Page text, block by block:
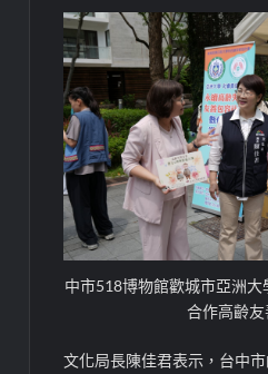
中市518博物館歡城市亞洲
合作高齡
文化局長陳佳君表示，台中